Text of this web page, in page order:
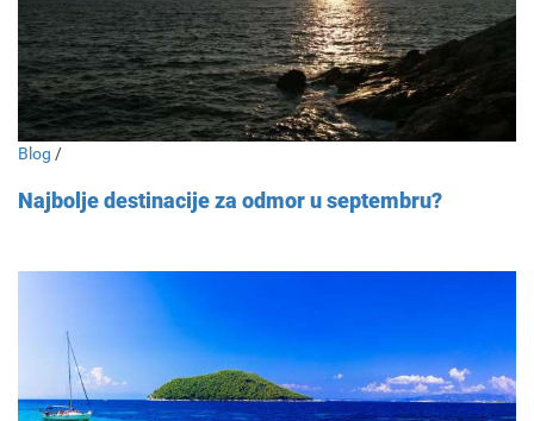
Blog /
Najbolje destinacije za odmor u septembru?